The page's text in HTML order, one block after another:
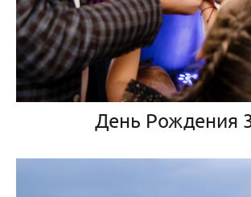
День Рождения